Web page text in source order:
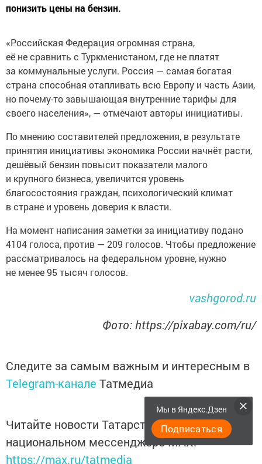
понизить цены на бензин.
«Российская Федерация огромная страна,
её не сравнить с Туркменистаном, где не платят
за коммунальные услуги. Россия — самая богатая
страна способная отапливать всю Европу и часть Азии,
но почему-то завышающая внутренние тарифы для
своего населения», — отмечают авторы инициативы.
По мнению составителей предложения, в результате
принятия инициативы экономика России начнёт расти,
дешёвый бензин повысит показатели малого
и крупного бизнеса, увеличится уровень
благосостояния граждан, психологический климат
в стране и уровень доверия к власти.
На момент написания заметки за инициативу подано
4104 голоса, против — 209 голосов. Чтобы предложение
рассматривалось на федеральном уровне, нужно
не менее 95 тысяч голосов.
vashgorod.ru
Фото: https://pixabay.com/ru/
Следите за самым важным и интересным в
Telegram-канале Татмедиа
Читайте новости Татарстана в
национальном мессенджере MАХ:
https://max.ru/tatmedia
Мы в Яндекс.Дзен
Подписаться